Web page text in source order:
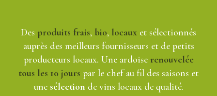
Des produits frais, bio, locaux et sélectionnés
auprès des meilleurs fournisseurs et de petits
producteurs locaux. Une ardoise renouvelée
tous les 10 jours par le chef au fil des saisons et
une sélection de vins locaux de qualité.